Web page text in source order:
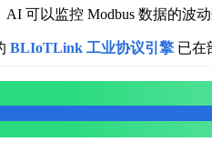
AI 可以监控 Modbus 数据的波
BLIoTLink 工业协议引擎 已在